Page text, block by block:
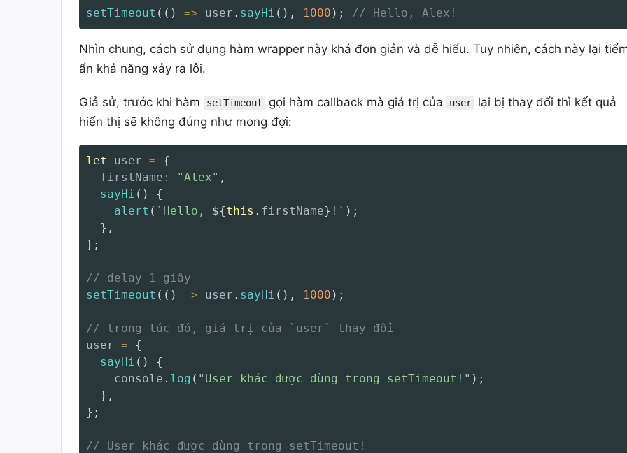
setTimeout ( ( ) => user . sayHi ( ) , 1000 ) ; // Hello, Alex!
Nhìn chung, cách sử dụng hàm wrapper này khá đơn giản và dễ hiểu. Tuy nhiên, cách này lại
ẩn khả năng xảy ra lỗi.
Giả sử, trước khi hàm setTimeout gọi hàm callback mà giá trị của user
lại bị thay đổi thì kết quả
hiển thị sẽ không đúng như mong đợi:
let user =
{
firstName : "Alex" ,
sayHi ( )
{
alert ( ` Hello, ${this . firstName} ! ` ) ;
} ,
} ;
// delay 1 giây
setTimeout ( ( ) => user . sayHi ( ) , 1000 ) ;
// trong lúc đó, giá trị của `user` thay đổi
user =
{
sayHi ( )
{
    console
. log ( "User khác được dùng trong setTimeout!" ) ;
} ,
} ;
// User khác được dùng trong setTimeout!